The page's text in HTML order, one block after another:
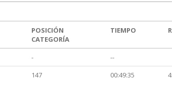
POSICIÓN
CATEGORÍA
TIEMPO
-
--
147 00:49:35